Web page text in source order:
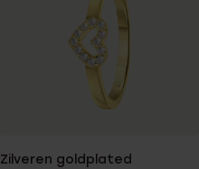
Zilveren goldplated